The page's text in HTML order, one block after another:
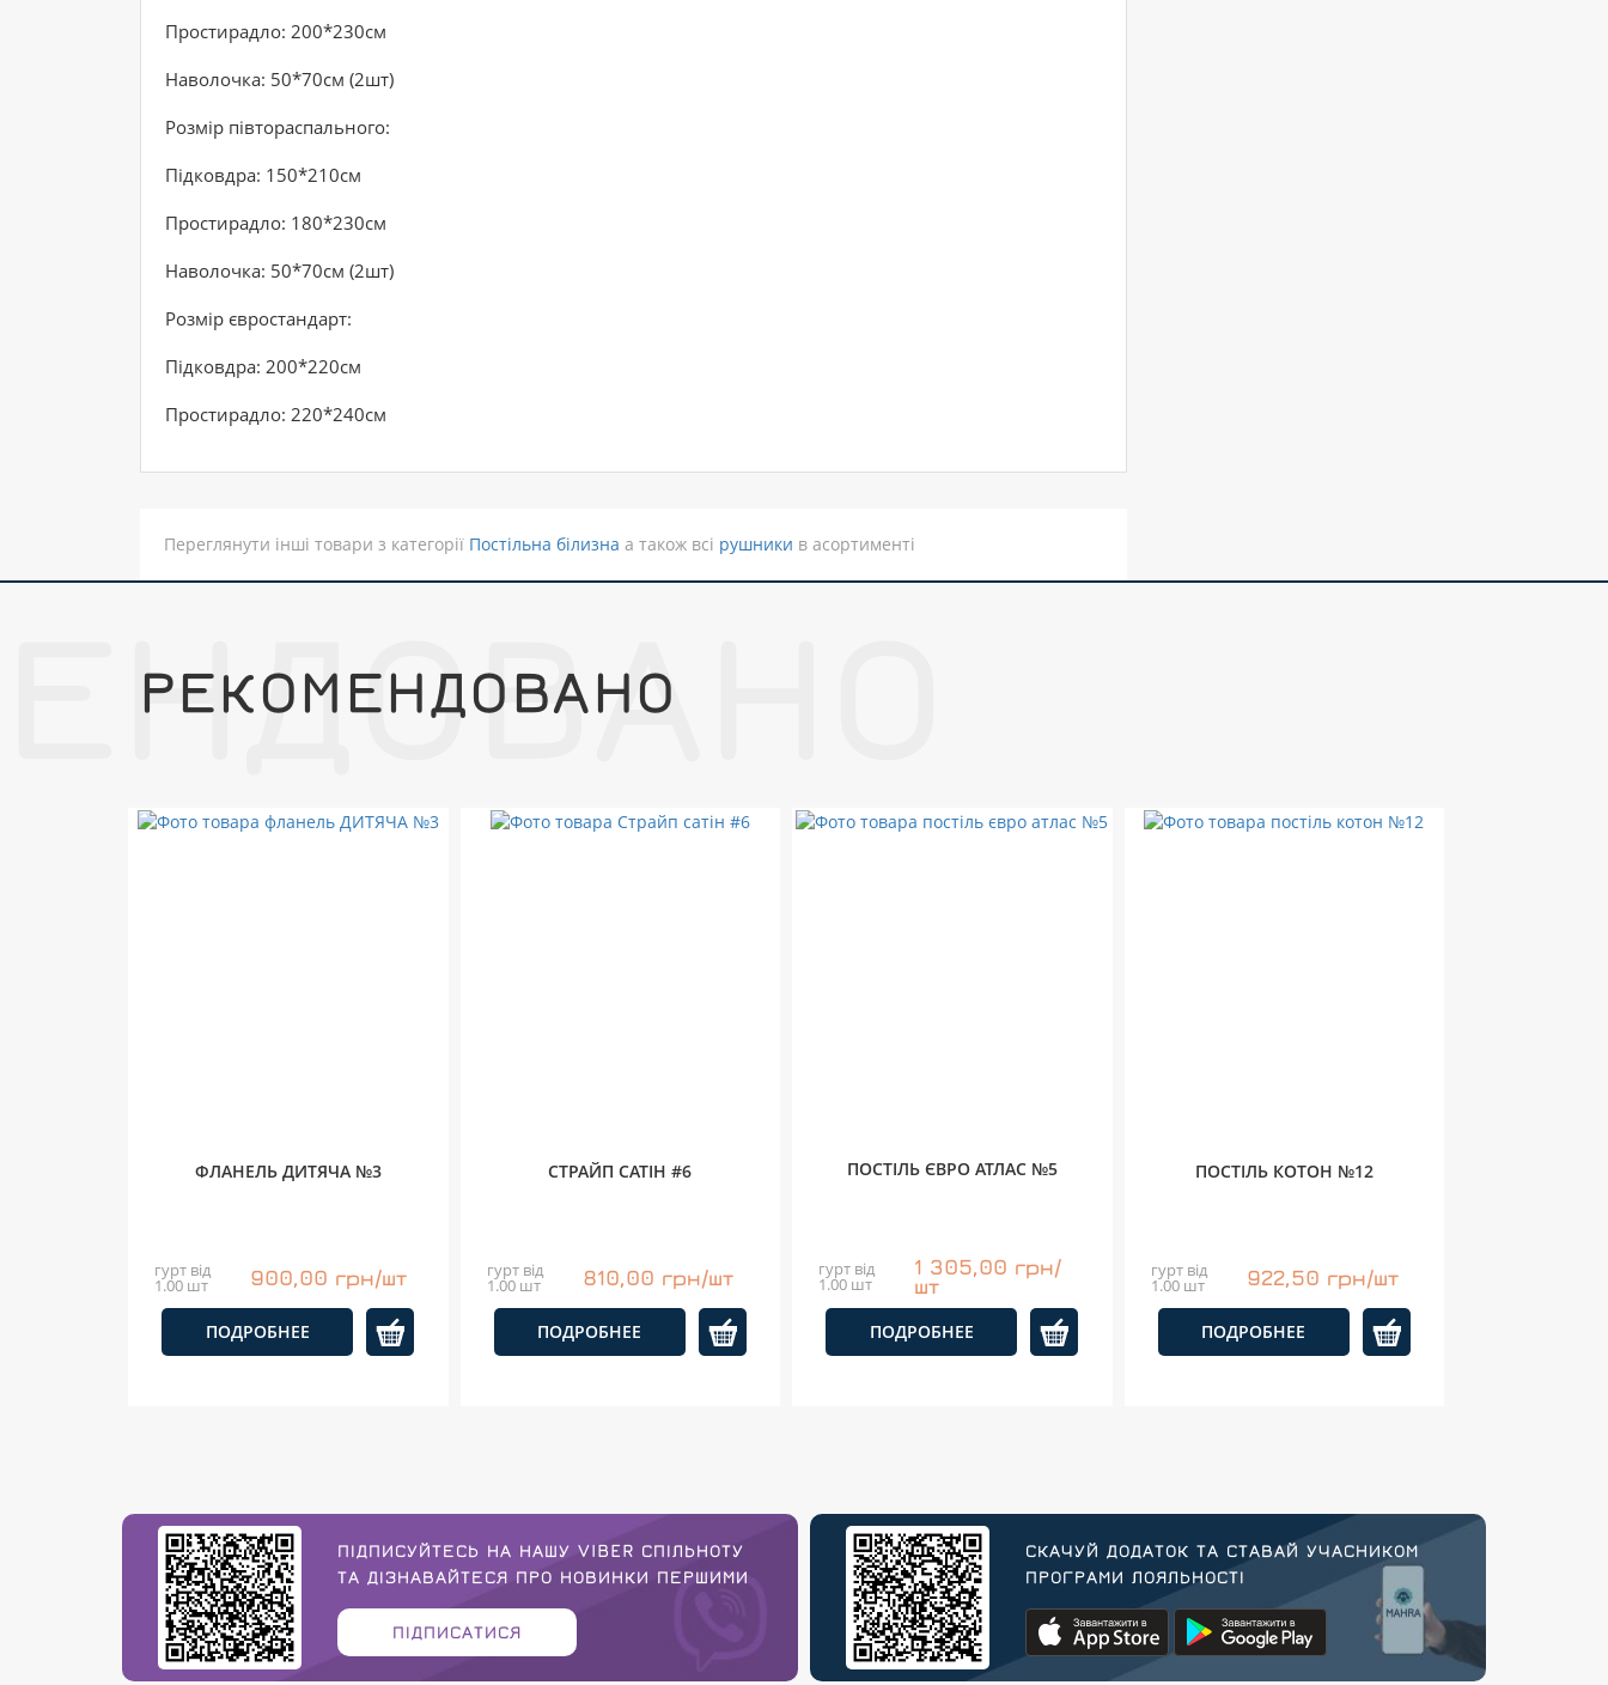
Простирадло: 200*230см
Наволочка: 50*70см (2шт)
Розмір півтораспального:
Підковдра: 150*210см
Простирадло: 180*230см
Наволочка: 50*70см (2шт)
Розмір євростандарт:
Підковдра: 200*220см
Простирадло: 220*240см
Переглянути інші товари з категорії Постільна білизна а також всі рушники в асортименті
РЕКОМЕНДОВАНО
ФЛАНЕЛЬ ДИТЯЧА №3
гурт від
1.00 шт 900,00 грн/шт
ПОДРОБНЕЕ
СТРАЙП САТІН #6
гурт від
1.00 шт 810,00 грн/шт
ПОДРОБНЕЕ
ПОСТІЛЬ ЄВРО АТЛАС №5
гурт від
1.00 шт
1 305,00 грн/
шт
ПОДРОБНЕЕ
ПОСТІЛЬ КОТОН №12
гурт від
1.00 шт 922,50 грн/шт
ПОДРОБНЕЕ
ПІДПИСУЙТЕСЬ НА НАШУ VIBER СПІЛЬНОТУ
ТА ДІЗНАВАЙТЕСЯ ПРО НОВИНКИ ПЕРШИМИ
ПІДПИСАТИСЯ
СКАЧУЙ ДОДАТОК ТА СТАВАЙ УЧАСНИКОМ
ПРОГРАМИ ЛОЯЛЬНОСТІ